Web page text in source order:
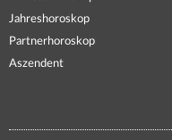
Jahreshoroskop
Partnerhoroskop
Aszendent